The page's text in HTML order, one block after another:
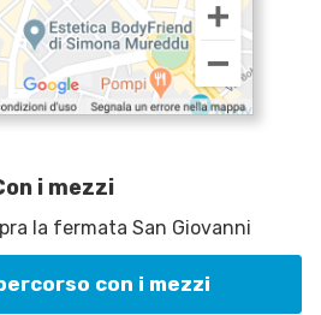
i mezzi
la fermata San Giovanni
con i mezzi